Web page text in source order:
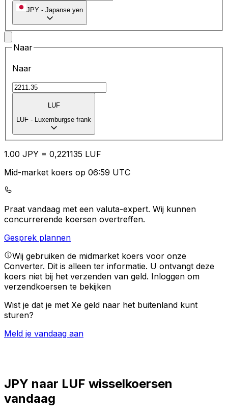
JPY - Japanse yen
Naar
Naar
LUF
LUF - Luxemburgse frank
1.00 JPY = 0,221135 LUF
Mid-market koers op 06:59 UTC
Praat vandaag met een valuta-expert. Wij kunnen
concurrerende koersen overtreffen.
Gesprek plannen
Wij gebruiken de midmarket koers voor onze
Converter. Dit is alleen ter informatie. U ontvangt deze
koers niet bij het verzenden van geld. Inloggen om
verzendkoersen te bekijken
Wist je dat je met Xe geld naar het buitenland kunt
sturen?
Meld je vandaag aan
JPY naar LUF wisselkoersen
vandaag